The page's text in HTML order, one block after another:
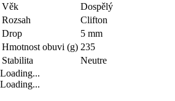
Věk
Dospělý
Rozsah
Clifton
Drop
5 mm
Hmotnost obuvi (g) 235
Stabilita
Neutre
Loading...
Loading...